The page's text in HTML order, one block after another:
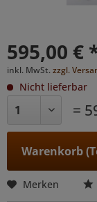
595,00 €
inkl. MwSt. zzgl.
Nicht lieferbar
=
Warenkorb
Merken